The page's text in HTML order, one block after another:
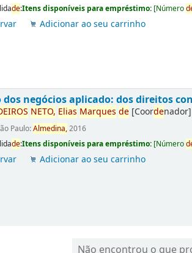
de:Itens disponíveis para empréstimo: [Número
Adicionar ao seu carrinho
negócios aplicado: dos direitos
IROS NETO, Elias Marques de [Coordenador]
Paulo:Almedina,2016
de:Itens disponíveis para empréstimo: [Número
Adicionar ao seu carrinho